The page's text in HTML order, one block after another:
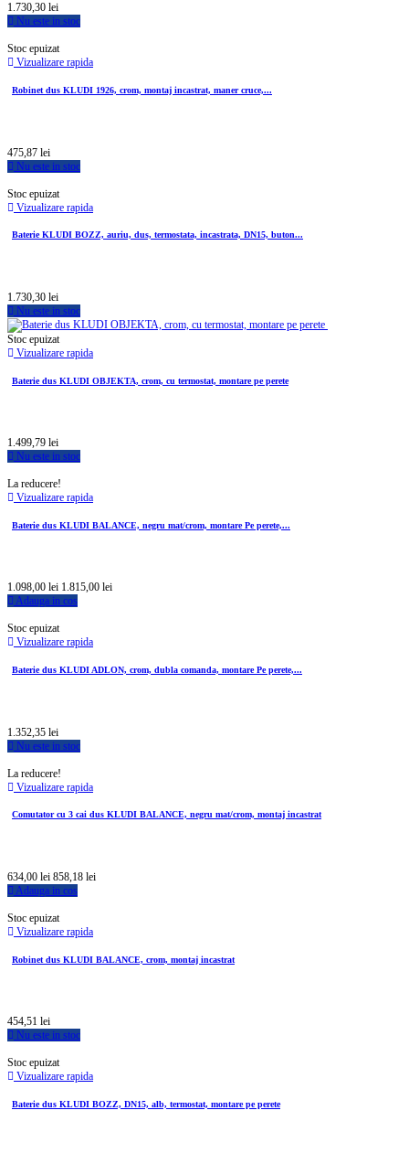
1.730,30 lei
Nu este in stoc
Stoc epuizat
Vizualizare rapida
Robinet dus KLUDI 1926, crom, montaj incastrat, maner cruce,...
475,87 lei
Nu este in stoc
Stoc epuizat
Vizualizare rapida
Baterie KLUDI BOZZ, auriu, dus, termostata, incastrata, DN15, buton...
1.730,30 lei
Nu este in stoc
Stoc epuizat
Vizualizare rapida
Baterie dus KLUDI OBJEKTA, crom, cu termostat, montare pe perete
1.499,79 lei
Nu este in stoc
La reducere!
Vizualizare rapida
Baterie dus KLUDI BALANCE, negru mat/crom, montare Pe perete,...
1.098,00 lei 1.815,00 lei
Adauga in cos
Stoc epuizat
Vizualizare rapida
Baterie dus KLUDI ADLON, crom, dubla comanda, montare Pe perete,...
1.352,35 lei
Nu este in stoc
La reducere!
Vizualizare rapida
Comutator cu 3 cai dus KLUDI BALANCE, negru mat/crom, montaj incastrat
634,00 lei 858,18 lei
Adauga in cos
Stoc epuizat
Vizualizare rapida
Robinet dus KLUDI BALANCE, crom, montaj incastrat
454,51 lei
Nu este in stoc
Stoc epuizat
Vizualizare rapida
Baterie dus KLUDI BOZZ, DN15, alb, termostat, montare pe perete